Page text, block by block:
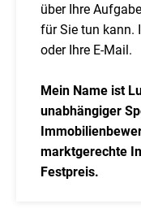
über Ihre
für Sie tun kann.
oder Ihre E-Mail.
Mein Name ist
unabhängiger
marktgerechte
Festpreis.